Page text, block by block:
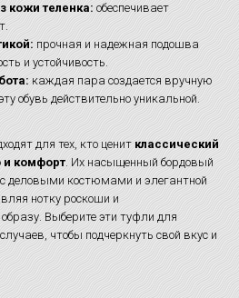
кожи теленка:обеспечивает
прочная и надежная подошва
и устойчивость.
каждая пара создается вручную
обувь действительно уникальной.
для тех, кто ценит классический
и комфорт. Их насыщенный бордовый
с деловыми костюмами и элегантной
нотку роскоши и
Выберите эти туфли для
чтобы подчеркнуть свой вкус и